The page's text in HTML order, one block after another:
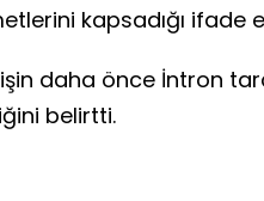
kapsadığı ifade
işin daha önce İntron
belirtti.